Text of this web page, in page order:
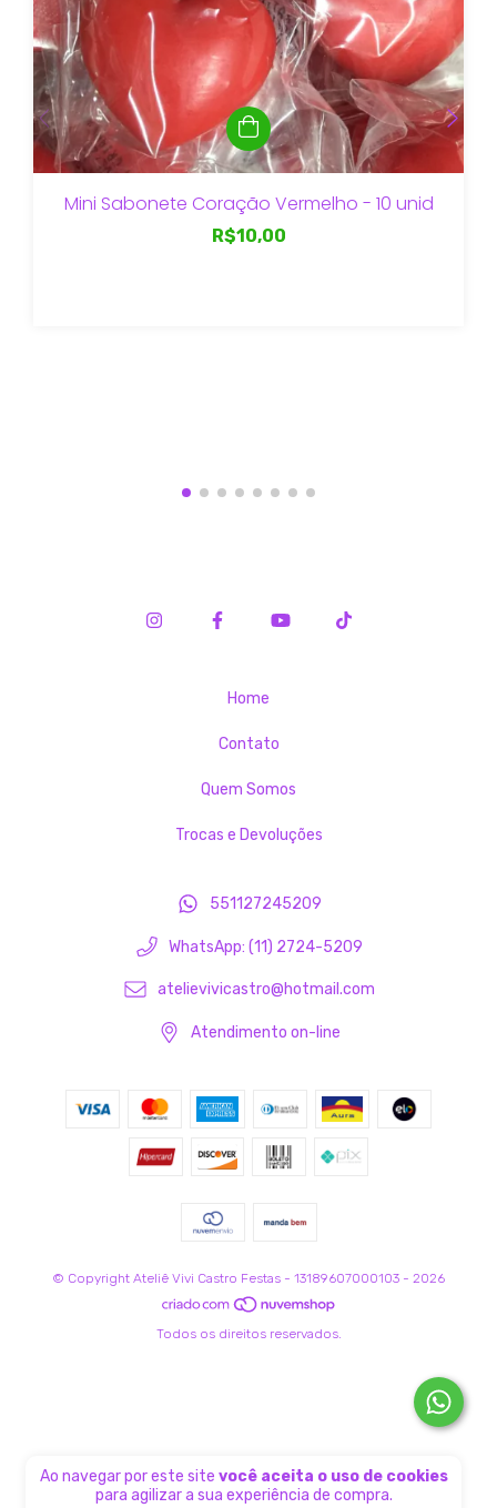
Ao navegar por este site você aceita o uso de cookies
para agilizar a sua experiência de compra.
Mini Sabonete Coração Vermelho - 10 unid
R$10,00
Home
Contato
Quem Somos
Trocas e Devoluções
551127245209
WhatsApp: (11) 2724-5209
atelievivicastro@hotmail.com
Atendimento on-line
© Copyright Ateliê Vivi Castro Festas - 13189607000103 - 2026
Todos os direitos reservados.